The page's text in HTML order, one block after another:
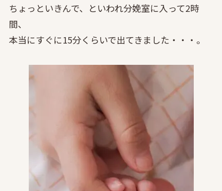
ちょっといきんで、といわれ分娩室に入って2時
間、
本当にすぐに15分くらいで出てきました・・・。